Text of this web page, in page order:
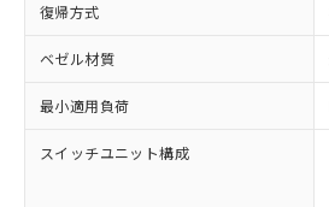
復帰方式
ベゼル材質
最小適用負荷
スイッチユニット構成